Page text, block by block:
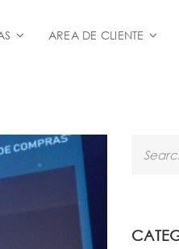
AREA DE CLIENTE
h